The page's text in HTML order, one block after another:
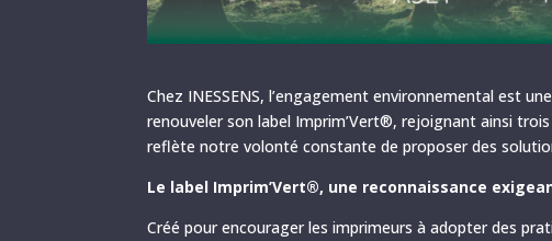
Chez INESSENS, l’engagement environnemental est
renouveler son label Imprim’Vert®, rejoignant ainsi
reflète notre volonté constante de proposer des
Le label Imprim’Vert®, une reconnaissance
Créé pour encourager les imprimeurs à adopter des